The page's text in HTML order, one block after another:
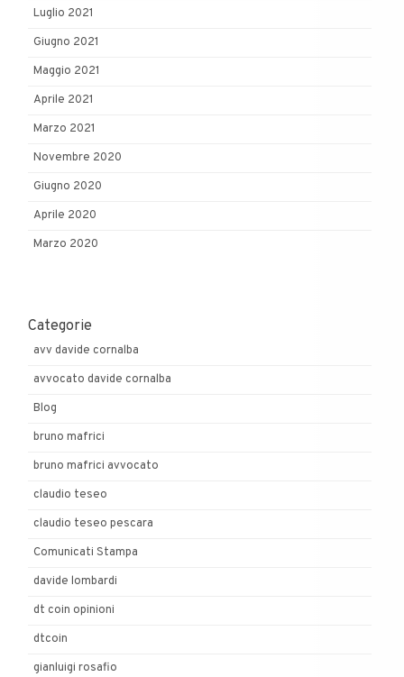
Luglio 2021
Giugno 2021
Maggio 2021
Aprile 2021
Marzo 2021
Novembre 2020
Giugno 2020
Aprile 2020
Marzo 2020
Categorie
avv davide cornalba
avvocato davide cornalba
Blog
bruno mafrici
bruno mafrici avvocato
claudio teseo
claudio teseo pescara
Comunicati Stampa
davide lombardi
dt coin opinioni
dtcoin
gianluigi rosafio